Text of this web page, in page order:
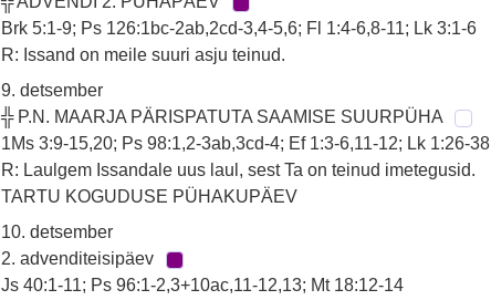
Brk 5:1-9; Ps 126:1bc-2ab,2cd-3,4-5,6; Fl 1:4-6,8-11; Lk 3:1-6
R: Issand on meile suuri asju teinud.
9. detsember
╬ P.N. MAARJA PÄRISPATUTA SAAMISE SUURPÜHA
1Ms 3:9-15,20; Ps 98:1,2-3ab,3cd-4; Ef 1:3-6,11-12; Lk 1:26-38
R: Laulgem Issandale uus laul, sest Ta on teinud imetegusid.
TARTU KOGUDUSE PÜHAKUPÄEV
10. detsember
2. advenditeisipäev
Js 40:1-11; Ps 96:1-2,3+10ac,11-12,13; Mt 18:12-14